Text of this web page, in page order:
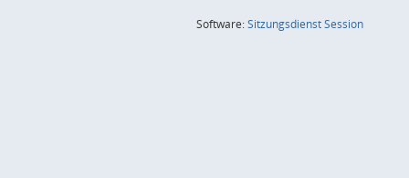
Software:SitzungsdienstSession(Wird in